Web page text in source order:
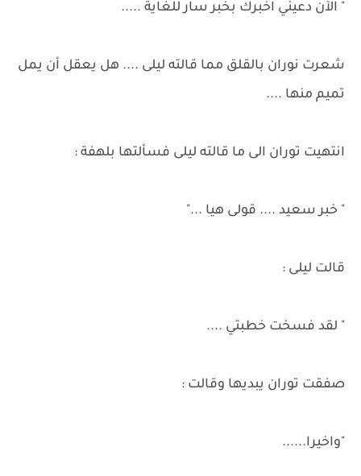
" الآن دعيني اخبرك بخبر سار للغاية .....
شعرت نوران بالقلق مما قالته ليلى .... هل يعقل أن يمل
تميم منها ....
انتهيت توران الى ما قالته ليلى فسألتها بلهفة :
" خبر سعيد .... قولى هيا ..."
قالت ليلى :
" لقد فسخت خطبتي ....
صفقت توران يبديها وقالت :
"واخيرا......